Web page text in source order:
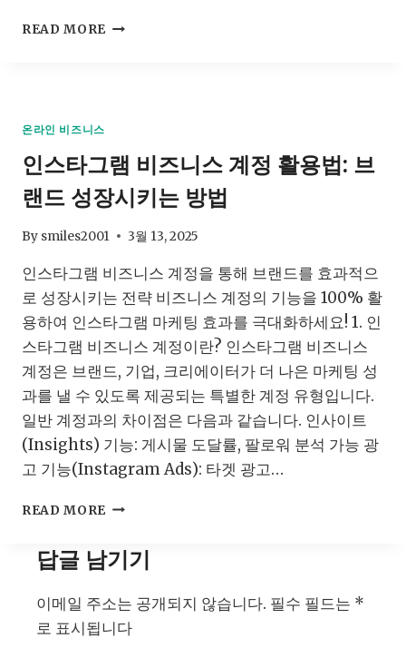
READ MORE 쿠
익
공
개
보
실
전
휴
마
케
팅
전
략
온라인 비즈니스
인스타그램 비즈니스 계정 활용법: 브
랜드 성장시키는 방법
By smiles2001 3월 13, 2025
인스타그램 비즈니스 계정을 통해 브랜드를 효과적으
로 성장시키는 전략 비즈니스 계정의 기능을 100% 활
용하여 인스타그램 마케팅 효과를 극대화하세요! 1. 인
스타그램 비즈니스 계정이란? 인스타그램 비즈니스
계정은 브랜드, 기업, 크리에이터가 더 나은 마케팅 성
과를 낼 수 있도록 제공되는 특별한 계정 유형입니다.
일반 계정과의 차이점은 다음과 같습니다. 인사이트
(Insights) 기능: 게시물 도달률, 팔로워 분석 가능 광
고 기능(Instagram Ads): 타겟 광고…
READ MORE 인
그
비
즈
니
답글 남기기
이메일 주소는 공개되지 않습니다. 필수 필드는 *
로 표시됩니다